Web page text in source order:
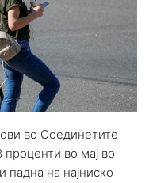
во Соединетите
во мај во
падна на најниско